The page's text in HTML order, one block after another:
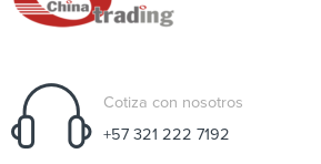
Cotiza con nosotros
+57 321 222 7192